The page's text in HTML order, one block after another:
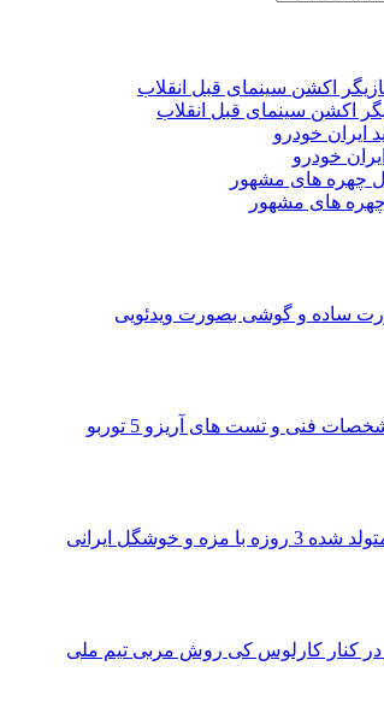
اکشن سینمای قبل انقلاب
خودرو
های مشهور
ساده و گوشی بصورت ویدئویی
فنی و تست های آریزو 5 توربو
خوشگل ایرانی
کنار کارلوس کی روش مربی تیم ملی